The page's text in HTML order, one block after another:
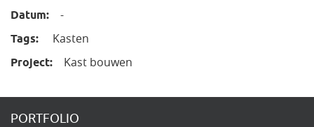
Datum: -
Tags: Kasten
Project: Kast bouwen
PORTFOLIO